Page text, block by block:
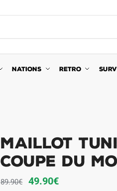
NATIONS RETRO
MAILLOT
COUPE DU
89.90€
Le
49.90€Le